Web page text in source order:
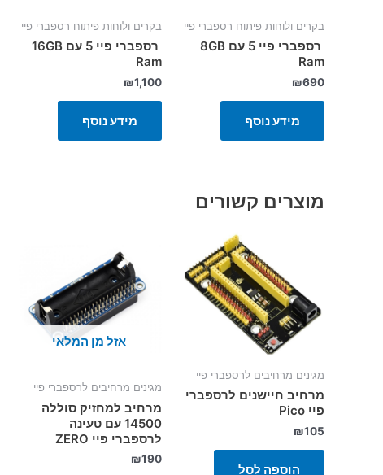
בקרים ולוחות פיתוח רספברי פיי
רספברי פיי 5 עם 8GB
Ram
₪690
מידע נוסף
בקרים ולוחות פיתוח רספברי פיי
רספברי פיי 5 עם 16GB
Ram
₪1,100
מידע נוסף
מוצרים קשורים
מגינים מרחיבים לרספברי פיי
מרחיב חיישנים לרספברי
פיי Pico
₪105
הוספה לסל
אזל מן המלאי
מגינים מרחיבים לרספברי פיי
מרחיב למחזיק סוללה
14500 עם טעינה
לרספברי פיי ZERO
₪190